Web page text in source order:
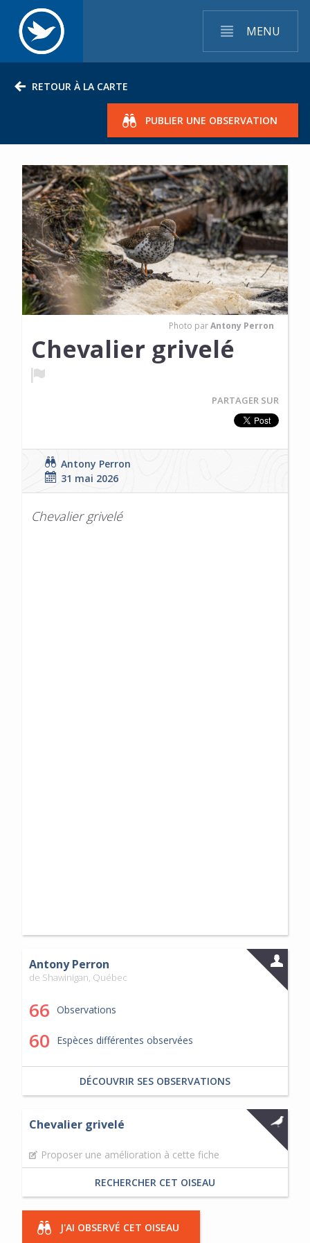
MENU
RETOUR À LA CARTE
PUBLIER UNE OBSERVATION
Photo parAntony Perron
Chevalier grivelé
PARTAGER SUR
Antony Perron
31 mai 2026
Chevalier grivelé
Antony Perron
de Shawinigan, Québec
66 Observations
60 Espèces différentes observées
DÉCOUVRIR SES OBSERVATIONS
Chevalier grivelé
Proposer une amélioration à cette fiche
RECHERCHER CET OISEAU
J'AI OBSERVÉ CET OISEAU